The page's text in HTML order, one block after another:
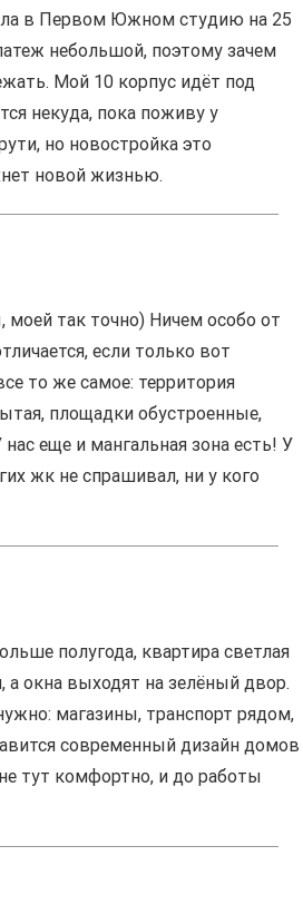
в Первом Южном студию на 25
небольшой, поэтому зачем
Мой 10 корпус идёт под
некуда, пока поживу у
но новостройка это
новой жизнью.
так точно) Ничем особо от
если только вот
то же самое: территория
площадки обустроенные,
еще и мангальная зона есть! У
жк не спрашивал, ни у кого
полугода, квартира светлая
а окна выходят на зелёный двор.
магазины, транспорт рядом,
современный дизайн домов
тут комфортно, и до работы